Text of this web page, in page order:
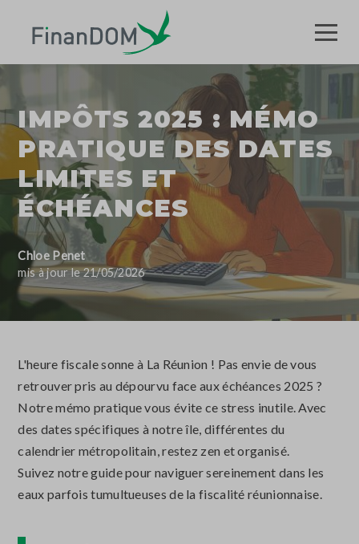
IMPÔTS 2025 : MÉMO
PRATIQUE DES DATES
LIMITES ET
ÉCHÉANCES
Chloe Penet
mis à jour le 21/05/2026
L'heure fiscale sonne à La Réunion ! Pas envie de vous
retrouver pris au dépourvu face aux échéances 2025 ?
Notre mémo pratique vous évite ce stress inutile. Avec
des dates spécifiques à notre île, différentes du
calendrier métropolitain, restez zen et organisé.
Suivez notre guide pour naviguer sereinement dans les
eaux parfois tumultueuses de la fiscalité réunionnaise.